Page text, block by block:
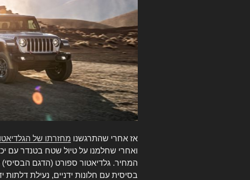
אז אחרי שהתרגשנו מחזרתו של
ואחרי שחלמנו על טיול שטח בטנדר עם